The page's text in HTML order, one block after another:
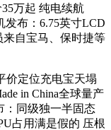
万起 纯电续航
发布：6.75英寸LCD
来自宝马、保时捷等
定位充电宝天塌
in China全球量产
：同级独一半固态
占用满是假的 压根